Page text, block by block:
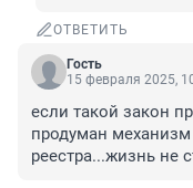
ОТВЕТИТЬ
Гость
15 февраля 2025,
если такой закон
продуман
реестра...жизнь не